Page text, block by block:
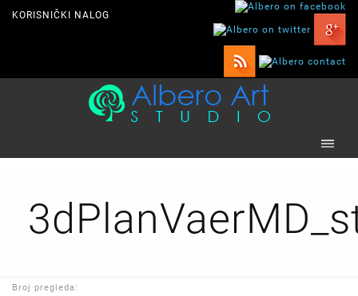
KORISNIČKI NALOG
Broj pregleda: